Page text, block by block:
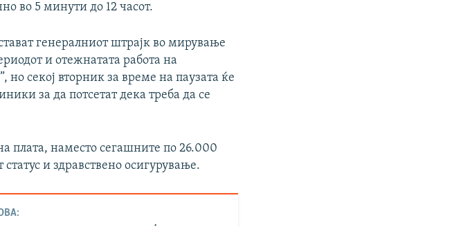
во 5 минути до 12 часот.
генералниот штрајк во мирување
и отежнатата работа на
секој вторник за време на паузата ќе
за да потсетат дека треба да се
плата, наместо сегашните по 26.000
и здравствено осигурување.